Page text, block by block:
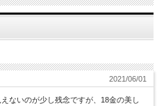
2.42ミリ(当店の板ダルマが(幅約3.4ミ
2021/06/01
ないのが少し残念ですが、18金の美し